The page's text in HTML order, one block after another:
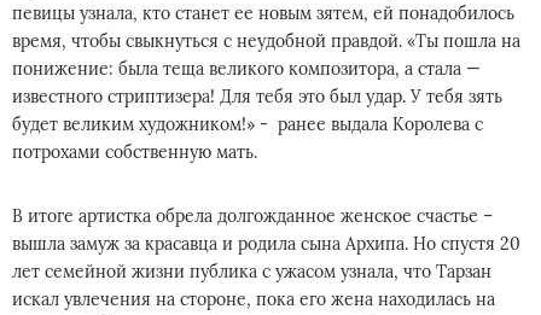
певицы узнала, кто станет ее новым зятем, ей понадобилось
время, чтобы свыкнуться с неудобной правдой. «Ты пошла на
понижение: была теща великого композитора, а стала —
известного стриптизера! Для тебя это был удар. У тебя зять
будет великим художником!» - ранее выдала Королева с
потрохами собственную мать.
В итоге артистка обрела долгожданное женское счастье –
вышла замуж за красавца и родила сына Архипа. Но спустя 20
лет семейной жизни публика с ужасом узнала, что Тарзан
искал увлечения на стороне, пока его жена находилась на